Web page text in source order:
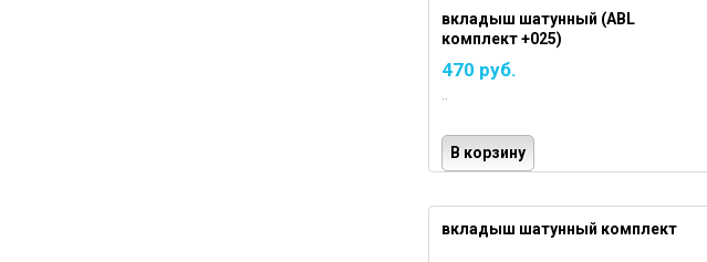
вкладыш шатунный (ABL
комплект +025)
470 руб.
..
В корзину
вкладыш шатунный комплект